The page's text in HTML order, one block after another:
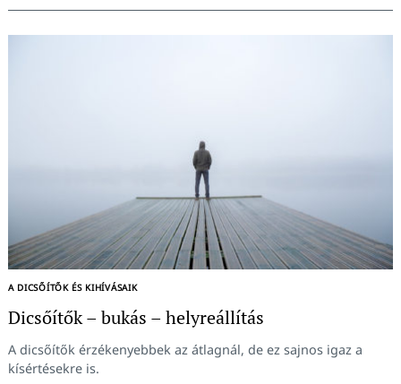
A DICSŐÍTŐK ÉS KIHÍVÁSAIK
Dicsőítők – bukás – helyreállítás
A dicsőítők érzékenyebbek az átlagnál, de ez sajnos igaz a
kísértésekre is.